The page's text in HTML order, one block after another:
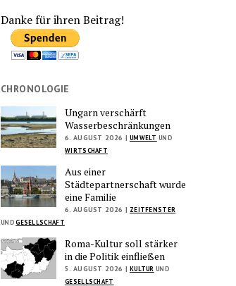
Danke für ihren Beitrag!
CHRONOLOGIE
Ungarn verschärft
Wasserbeschränkungen
6. AUGUST 2026 | UMWELT UND
WIRTSCHAFT
Aus einer
Städtepartnerschaft wurde
eine Familie
6. AUGUST 2026 | ZEITFENSTER
UNDGESELLSCHAFT
Roma-Kultur soll stärker
in die Politik einfließen
5. AUGUST 2026 | KULTUR UND
GESELLSCHAFT